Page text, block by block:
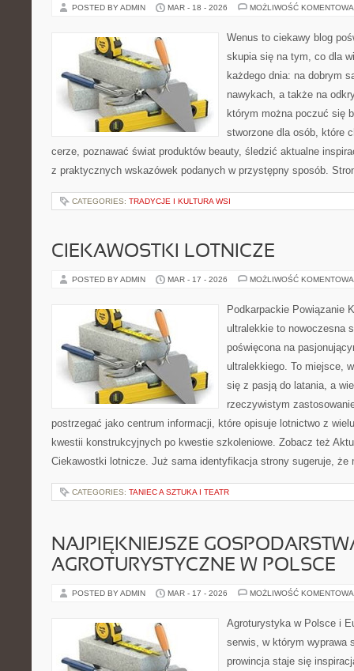
POSTED BY ADMIN MAR - 18 - 2026 MOŻLIWOŚĆ
Wenus to ciekawy blog
skupia się na tym, co dla
każdego dnia: na dobrym
nawykach, a także na
którym można poczuć się
stworzone dla osób, które
cerze, poznawać świat produktów beauty, śledzić aktualne
z praktycznych wskazówek podanych w przystępny sposób.
CATEGORIES: TRADYCJE I KULTURA WSI
CIEKAWOSTKI LOTNICZE
POSTED BY ADMIN MAR - 17 - 2026 MOŻLIWOŚĆ
Podkarpackie Powiązanie
ultralekkie to nowoczesna
poświęcona na
ultralekkiego. To miejsce,
się z pasją do latania, a
rzeczywistym
postrzegać jako centrum informacji, które opisuje lotnictwo z
kwestii konstrukcyjnych po kwestie szkoleniowe. Zobacz też
Ciekawostki lotnicze. Już sama identyfikacja strony sugeruje,
CATEGORIES: TANIEC A SZTUKA I TEATR
NAJPIĘKNIEJSZE
AGROTURYSTYCZNE W POLSCE
POSTED BY ADMIN MAR - 17 - 2026 MOŻLIWOŚĆ
Agroturystyka w Polsce i
serwis, w którym wyprawa
prowincja staje się